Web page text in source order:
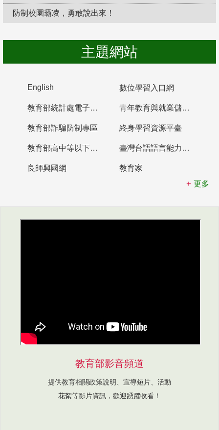
防制校園霸凌，勇敢說出來！
主題網站
English 數位學習入口網
教育部統計處電子書櫃 青年教育與就業儲蓄帳戶
教育部詐騙防制專區 終身學習資源平臺
教育部高中等以下學校及幼兒園教師資格檢定考試 臺灣台語語言能力認證網站
良師興國網
教育家
更多
教育部影音頻道
提供教育相關政策說明、宣導短片、活動
花絮等影片資訊，歡迎踴躍收看！